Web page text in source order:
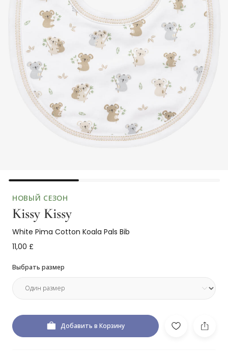
НОВЫЙ СЕЗОН
Kissy Kissy
White Pima Cotton Koala Pals Bib
11,00 £
Выбрать размер
Добавить в Корзину